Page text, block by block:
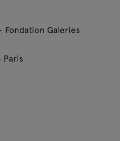
Fondation Galeries
Paris